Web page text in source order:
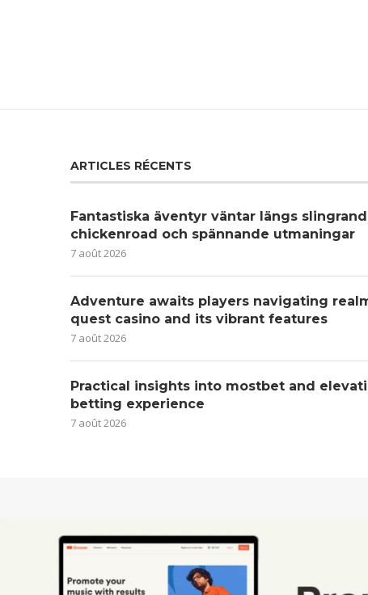
ARTICLES RÉCENTS
Fantastiska äventyr väntar längs
chickenroad och spännande utmaningar
7 août 2026
Adventure awaits players navigating
quest casino and its vibrant features
7 août 2026
Practical insights into mostbet and
betting experience
7 août 2026